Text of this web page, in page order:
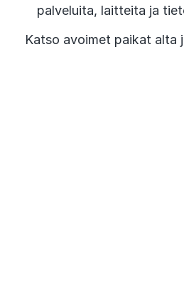
palveluita, laitteita ja
Katso avoimet paikat alta